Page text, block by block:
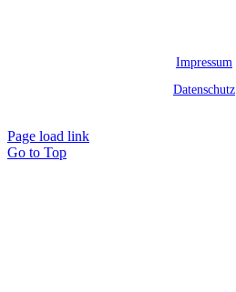
Impressum
Datenschutz
Page load link
Go to Top